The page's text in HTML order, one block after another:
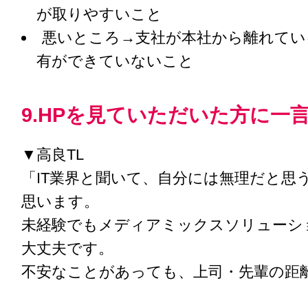
が取りやすいこと
悪いところ→支社が本社から離れて
有ができていないこと
9.HPを見ていただいた方に一
▼高良TL
「IT業界と聞いて、自分には無理だと思
思います。
未経験でもメディアミックスソリュー
大丈夫です。
不安なことがあっても、上司・先輩の距